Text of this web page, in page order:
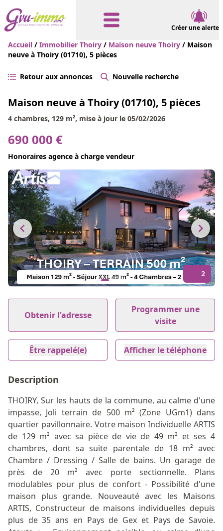
Créer une alerte
Accueil / Immobilier Thoiry / Maison neuve Thoiry / Maison
neuve à Thoiry (01710), 5 pièces
Retour aux annonces Nouvelle recherche
Maison neuve à Thoiry (01710), 5 pièces
4 chambres, 129 m², mise à jour le 05/02/2026
690 000 €
Honoraires agence à charge vendeur
2
1
2
Obtenir l'adresse
Programmer une
visite
Être rappelé(e) Afficher le téléphone
Description
THOIRY, Sur les hauts de la commune, au calme d'une
impasse, Joli terrain de 500 m² (Zone UGm1) dans
quartier pavillonnaire. Votre maison Individuelle ARTIS
de 129 m² avec sa pièce de vie de 49 m² et ses 4
chambres, dont sa suite parentale de 18 m² avec
Chambre / Dressing / Salle de bains. Un garage de
près de 20 m² avec porte sectionnelle. Plans
modulables pour plus de confort - Possibilité d'une
maison plus grande. Nouveauté avec les Maisons
ARTIS, Constructeur de maisons individuelles depuis
plus de 35 ans en Pays de Gex et Pays de Savoie.